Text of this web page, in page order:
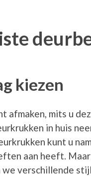
kiezen
afmaken, mits u
in huis
kunt u
aan heeft.
verschillende